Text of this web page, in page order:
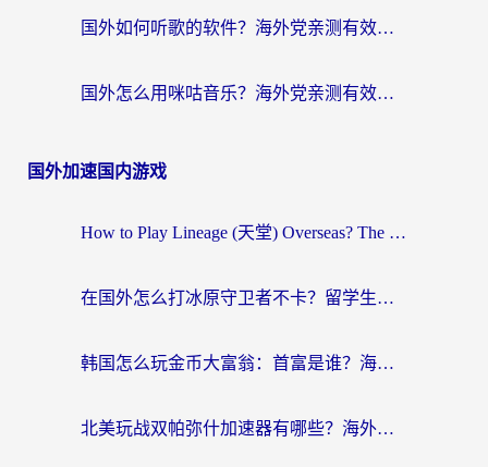
国外如何听歌的软件？海外党亲测有效的回国加速器指南
国外怎么用咪咕音乐？海外党亲测有效的听歌自由指南
国外加速国内游戏
How to Play Lineage (天堂) Overseas? The Ultimate Guide to Choosing the Best Chinese Server Game Accelerator (在国外打天堂加速器)
在国外怎么打冰原守卫者不卡？留学生亲测的国服游戏加速指南
韩国怎么玩金币大富翁：首富是谁？海外党国服游戏加速全攻略
北美玩战双帕弥什加速器有哪些？海外党亲测好用的国服加速指南